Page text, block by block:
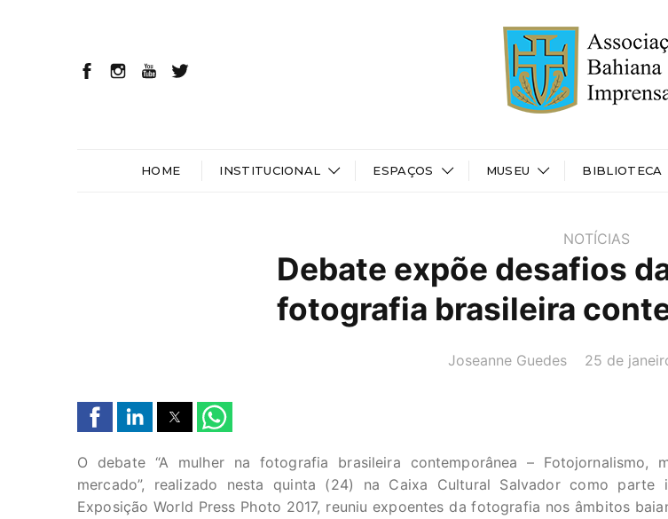
HOME INSTITUCIONAL ESPAÇOS MUSEU BIBLIOTECA
NOTÍCIAS
Debate expõe desafios
fotografia brasileira
AUTOR(A):
Joseanne Guedes DATA:
25 de
O debate “A mulher na fotografia brasileira contemporânea – Fotojornalismo,
mercado”, realizado nesta quinta (24) na Caixa Cultural Salvador como parte
Exposição World Press Photo 2017, reuniu expoentes da fotografia nos âmbitos